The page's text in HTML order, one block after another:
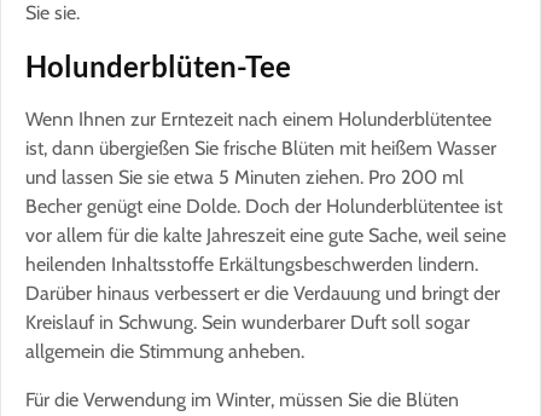
Sie sie.
Holunderblüten-Tee
Wenn Ihnen zur Erntezeit nach einem Holunderblütentee
ist, dann übergießen Sie frische Blüten mit heißem Wasser
und lassen Sie sie etwa 5 Minuten ziehen. Pro 200 ml
Becher genügt eine Dolde. Doch der Holunderblütentee ist
vor allem für die kalte Jahreszeit eine gute Sache, weil seine
heilenden Inhaltsstoffe Erkältungsbeschwerden lindern.
Darüber hinaus verbessert er die Verdauung und bringt der
Kreislauf in Schwung. Sein wunderbarer Duft soll sogar
allgemein die Stimmung anheben.
Für die Verwendung im Winter, müssen Sie die Blüten